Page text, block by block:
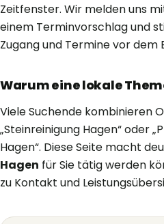
Zeitfenster. Wir melden uns
einem Terminvorschlag und
Zugang und Termine vor dem
Warum eine lokale
Viele Suchende kombinieren
„Steinreinigung Hagen“ oder
Hagen“. Diese Seite macht
Hagen für Sie tätig werden
zu Kontakt und